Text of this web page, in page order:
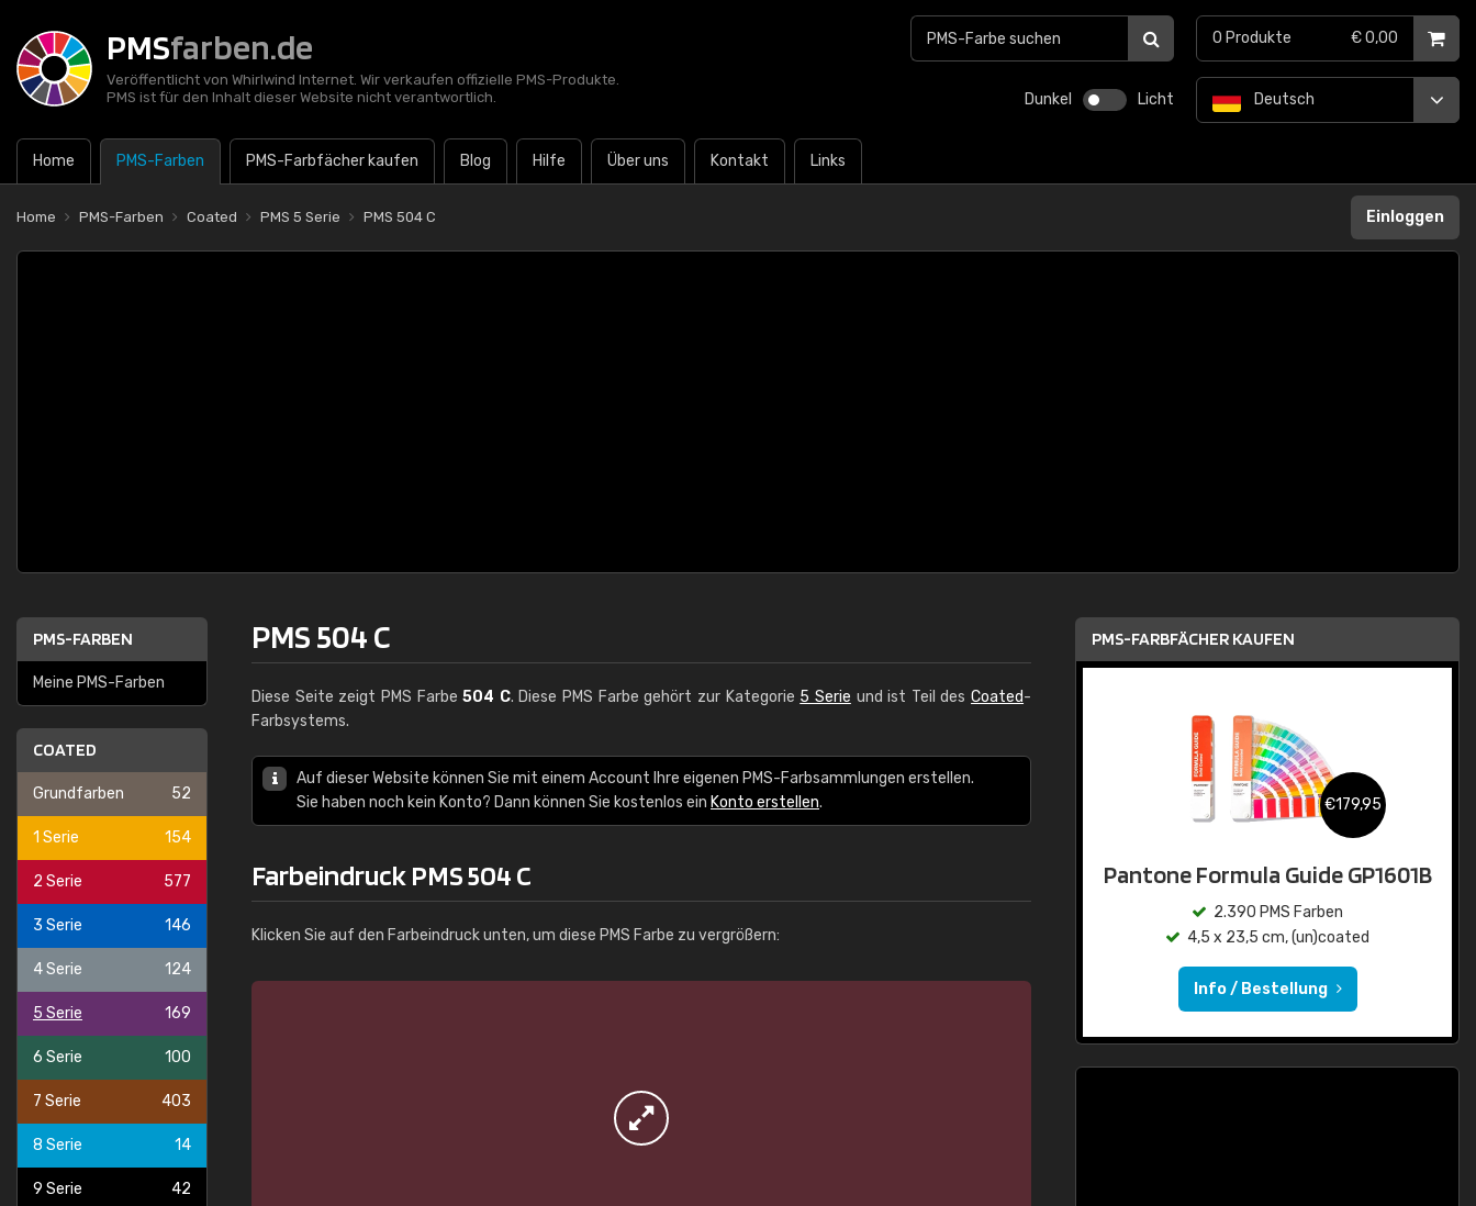
PMSfarben.de
Veröffentlicht von Whirlwind Internet. Wir verkaufen offizielle PMS-Produkte.
PMS ist für den Inhalt dieser Website nicht verantwortlich.
Dunkel Licht
Home PMS-Farben PMS-Farbfächer kaufen Blog Hilfe Über uns Kontakt Links
Deutsch
0 Produkte € 0,00
Home PMS-Farben Coated PMS 5 Serie PMS 504 C Einloggen
PMS-FARBEN
Meine PMS-Farben
COATED
Grundfarben 52
1 Serie 154
2 Serie 577
3 Serie 146
4 Serie 124
5 Serie 169
6 Serie 100
7 Serie 403
8 Serie 14
9 Serie 42
PMS 504 C
Diese Seite zeigt PMS Farbe504 C. Diese PMS Farbe gehört zur Kategorie 5 Serie und ist Teil desCoated-
Farbsystems.
Auf dieser Website können Sie mit einem Account Ihre eigenen PMS-Farbsammlungen erstellen.
Sie haben noch kein Konto? Dann können Sie kostenlos ein Konto erstellen.
Farbeindruck PMS 504 C
Klicken Sie auf den Farbeindruck unten, um diese PMS Farbe zu vergrößern:
PMS-FARBFÄCHER KAUFEN
€179,95
Pantone Formula Guide GP1601B
2.390 PMS Farben
4,5 x 23,5 cm, (un)coated
Info / Bestellung